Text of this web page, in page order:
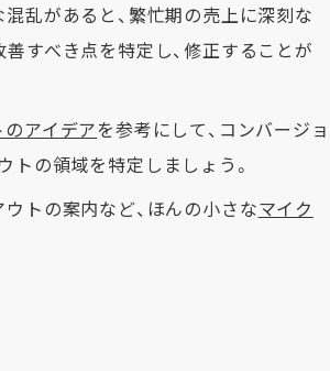
乱があると、繁忙期の売上に深刻な
すべき点を特定し、修正することが
アイデアを参考にして、コンバージョ
の領域を特定しましょう。
トの案内など、ほんの小さなマイク